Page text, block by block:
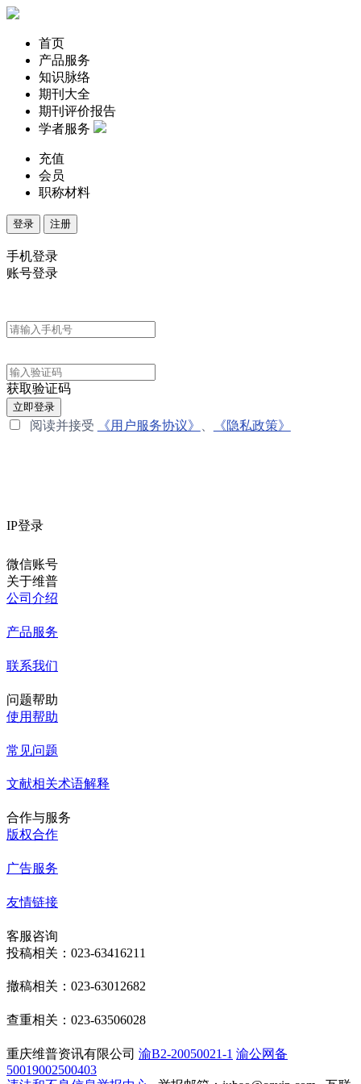
首页
产品服务
知识脉络
期刊大全
期刊评价报告
学者服务
充值
会员
职称材料
登录 注册
手机登录
账号登录
获取验证码
立即登录
阅读并接受 《用户服务协议》 《隐私政策》
IP登录
微信账号
关于维普
公司介绍
产品服务
联系我们
问题帮助
使用帮助
常见问题
文献相关术语解释
合作与服务
版权合作
广告服务
友情链接
客服咨询
投稿相关：023-63416211
撤稿相关：023-63012682
查重相关：023-63506028
重庆维普资讯有限公司 渝B2-20050021-1 渝公网备
50019002500403